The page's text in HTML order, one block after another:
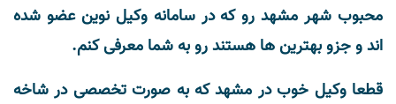
محبوب شهر مشهد رو که در سامانه وکیل نوین عضو شده
اند و جزو بهترین ها هستند رو به شما معرفی کنم.
قطعا وکیل خوب در مشهد که به صورت تخصصی در شاخه